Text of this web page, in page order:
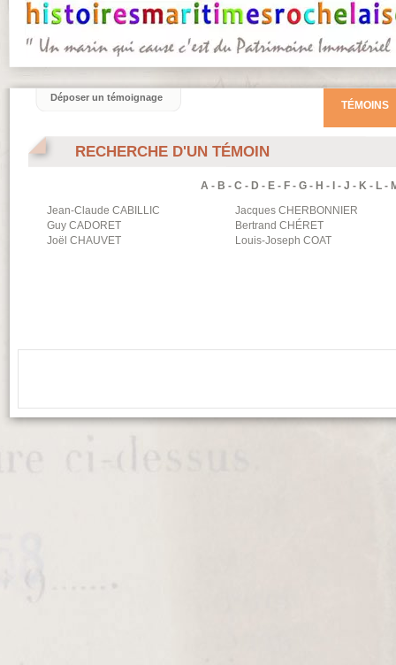
RECHERCHE D'UN TÉMOIN
A - B - C - D - E - F - G - H - - J - K - L -
Jean-Claude CABILLIC Jacques CHERBONNIER
Guy CADORET Bertrand CHÉRET
Joël CHAUVET Louis-Joseph COAT
TÉMOINS
Déposer un témoignage